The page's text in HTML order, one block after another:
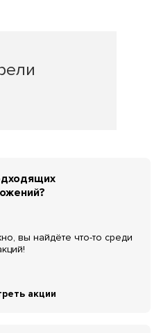
вы найдёте что-то среди
акции